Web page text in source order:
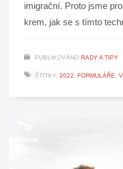
imigrační. Proto jsme
krem, jak se s tímto
PUBLIKOVÁNO RADY A TIPY
ŠTÍTKY: 2022, FORMULÁŘE,